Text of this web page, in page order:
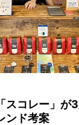
スコレー」
ンド考案